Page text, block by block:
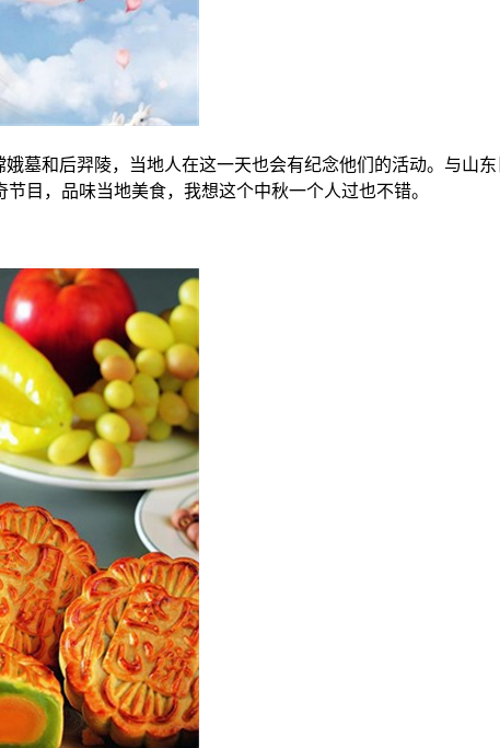
和后羿陵，当地人在这一天也会有纪念他们的活动。与山
目，品味当地美食，我想这个中秋一个人过也不错。